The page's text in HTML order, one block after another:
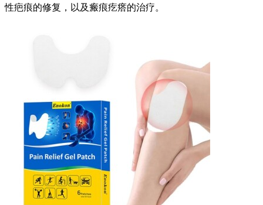
性疤痕的修复，以及瘢痕疙瘩的治疗。